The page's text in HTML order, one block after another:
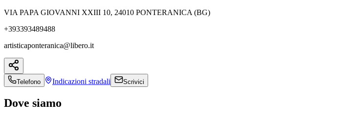
VIA PAPA GIOVANNI XXIII 10, 24010 PONTERANICA (BG)
+393393489488
artisticaponteranica@libero.it
Telefono Indicazioni stradali Scrivici
Dove siamo